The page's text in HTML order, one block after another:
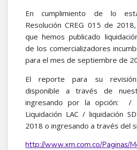
En cumplimiento de lo
Resolución CREG 015 de
que hemos publicado
de los comercializadores
para el mes de septiembre de
El reporte para su
disponible a través de
ingresando por la opción: /
Liquidación LAC / liquidación
2018 o ingresando a través del
http://www.xm.com.co/Paginas/